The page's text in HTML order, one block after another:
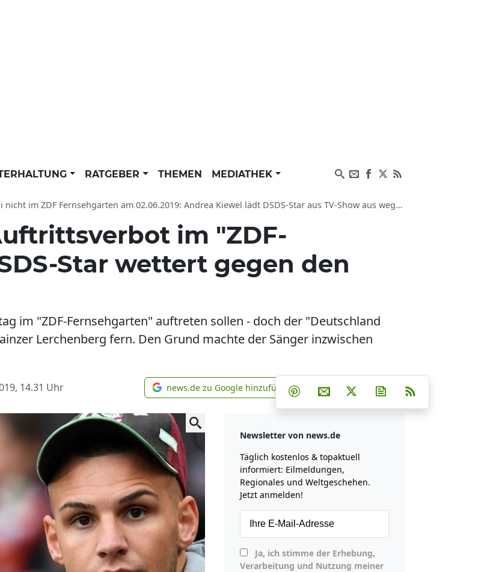
RATGEBER THEMEN MEDIATHEK
im ZDF Fernsehgarten am 02.06.2019: Andrea Kiewel lädt DSDS-Star aus TV-Show aus wegen Cap Mütze
im "ZDF-
Star wettert gegen den
im "ZDF-Fernsehgarten" auftreten sollen - doch der "Deutschland
Lerchenberg fern. Den Grund machte der Sänger inzwischen
14.31 Uhr news.de zu Google hinzufügen
news.de zu Google hinzufügen Teilen auf Facebook
Teilen auf Whatsapp
Teilen auf Telegram
Teilen auf Pinterest
Per E-Mail teilen
Post auf XNewsletter
Newsletter von news.de
Täglich kostenlos & topaktuell
informiert: Eilmeldungen,
Regionales und Weltgeschehen.
Jetzt anmelden!
Verarbeitung und Nutzung meiner